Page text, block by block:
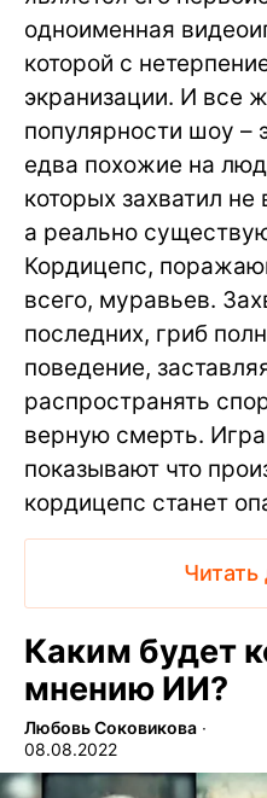
одноименная
которой с
экранизации. И все
популярности шоу –
едва похожие на
которых захватил
а реально
Кордицепс,
всего, муравьев.
последних, гриб
поведение,
распространять
верную смерть.
показывают что
кордицепс станет
Читать
Каким будет
мнению ИИ?
Любовь Соковикова ∙
08.08.2022